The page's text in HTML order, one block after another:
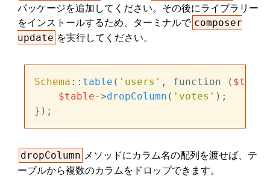
パッケージを追加してください。その後にライブラリー
をインストールするため、ターミナルで composer
update を実行してください。
Schema :: table ( 'users' , function ( $table
$table->dropColumn ( 'votes' );
dropColumn メソッドにカラム名の配列を渡せば、テ
ーブルから複数のカラムをドロップできます。